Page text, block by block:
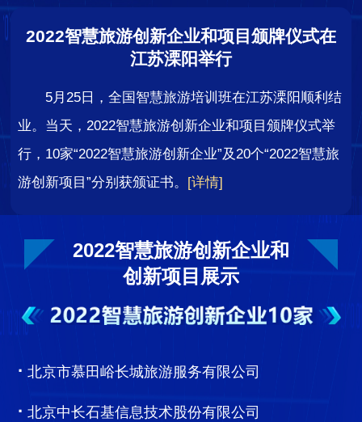
2022智慧旅游创新企业和项目颁牌仪式在
江苏溧阳举行
5月25日，全国智慧旅游培训班在江苏溧阳顺利结
业。当天，2022智慧旅游创新企业和项目颁牌仪式举
行，10家“2022智慧旅游创新企业”及20个“2022智慧旅
游创新项目”分别获颁证书。 [详情]
2022智慧旅游创新企业和
创新项目展示
· 北京市慕田峪长城旅游服务有限公司
· 北京中长石基信息技术股份有限公司